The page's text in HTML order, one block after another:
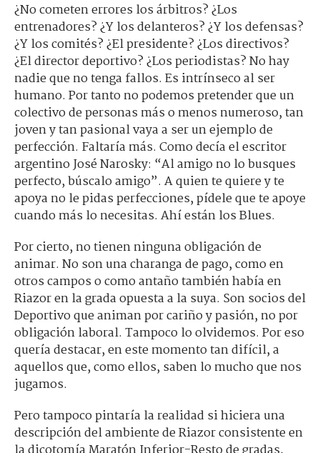
¿No cometen errores los árbitros? ¿Los
entrenadores? ¿Y los delanteros? ¿Y los defensas?
¿Y los comités? ¿El presidente? ¿Los directivos?
¿El director deportivo? ¿Los periodistas? No hay
nadie que no tenga fallos. Es intrínseco al ser
humano. Por tanto no podemos pretender que un
colectivo de personas más o menos numeroso, tan
joven y tan pasional vaya a ser un ejemplo de
perfección. Faltaría más. Como decía el escritor
argentino José Narosky: “Al amigo no lo busques
perfecto, búscalo amigo”. A quien te quiere y te
apoya no le pidas perfecciones, pídele que te apoye
cuando más lo necesitas. Ahí están los Blues.
Por cierto, no tienen ninguna obligación de
animar. No son una charanga de pago, como en
otros campos o como antaño también había en
Riazor en la grada opuesta a la suya. Son socios del
Deportivo que animan por cariño y pasión, no por
obligación laboral. Tampoco lo olvidemos. Por eso
quería destacar, en este momento tan difícil, a
aquellos que, como ellos, saben lo mucho que nos
jugamos.
Pero tampoco pintaría la realidad si hiciera una
descripción del ambiente de Riazor consistente en